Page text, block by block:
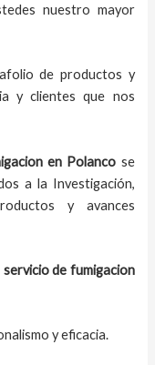
nuestro mayor
de productos y
y clientes que nos
en Polanco se
a la Investigación,
y avances
servicio de fumigacion
y eficacia.